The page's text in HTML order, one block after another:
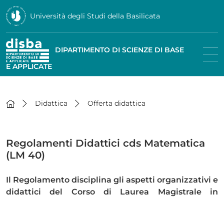
Università degli Studi della Basilicata
DIPARTIMENTO DI SCIENZE DI BASE
E APPLICATE
Didattica Offerta didattica
Regolamenti Didattici cds Matematica
(LM 40)
Il Regolamento disciplina gli aspetti organizzativi e
didattici del Corso di Laurea Magistrale in